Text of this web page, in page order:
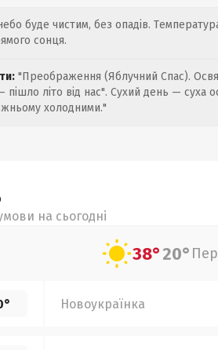
буде чистим, без опадів.
сонця.
"Преображення (Яблучний Спас).
літо від нас". Сухий день — суха
холодними."
на сьогодні
38°20°
Новоукраїнка